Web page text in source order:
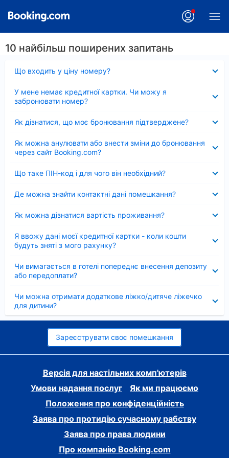
10 найбільш поширених запитань
Що входить у ціну номеру?
У мене немає кредитної картки. Чи можу я
забронювати номер?
Як дізнатися, що моє бронювання підтверджене?
Як можна анулювати або внести зміни до бронювання
через сайт Booking.com?
Що таке ПІН-код і для чого він необхідний?
Де можна знайти контактні дані помешкання?
Як можна дізнатися вартість проживання?
Я ввожу дані моєї кредитної картки - коли кошти
будуть зняті з мого рахунку?
Чи вимагається в готелі попереднє внесення депозиту
або передоплати?
Чи можна отримати додаткове ліжко/дитяче ліжечко
для дитини?
Зареєструвати своє помешкання
Версія для настільних комп'ютерів
Умови надання послуг
Як ми працюємо
Положення про конфіденційність
Заява про протидію сучасному рабству
Заява про права людини
Про компанію Booking.com